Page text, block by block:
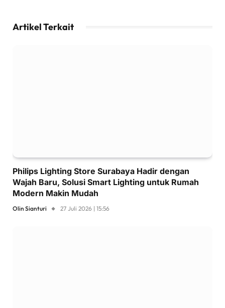
Artikel Terkait
Philips Lighting Store Surabaya Hadir dengan
Wajah Baru, Solusi Smart Lighting untuk Rumah
Modern Makin Mudah
Olin Sianturi 27 Juli 2026 | 15:56